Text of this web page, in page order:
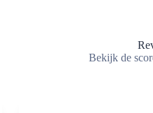
Bekijk de